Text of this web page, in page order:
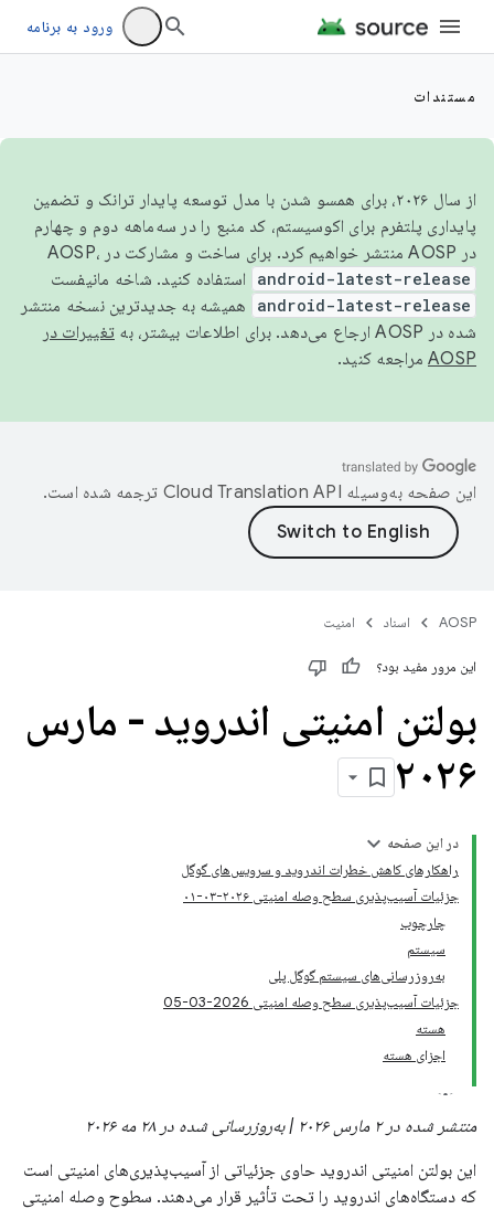
ورود به برنامه
مستندات
از سال ۲۰۲۶، برای همسو شدن با مدل توسعه پایدار ترانک و تضمین
پایداری پلتفرم برای اکوسیستم، کد منبع را در سه‌ماهه دوم و چهارم
در AOSP منتشر خواهیم کرد. برای ساخت و مشارکت در AOSP،
android-latest-release استفاده کنید. شاخه مانیفست
android-latest-release
همیشه به جدیدترین نسخه منتشر
شده در AOSP ارجاع می‌دهد. برای اطلاعات بیشتر، به
تغییرات در
AOSP مراجعه کنید.
این صفحه به‌وسیله ترجمه شده است.
AOSP اسناد امنیت
این مرور مفید بود؟
بولتن امنیتی اندروید - مارس
۲۰۲۶
در این صفحه
راهکارهای کاهش خطرات اندروید و سرویس‌های گوگل
جزئیات آسیب‌پذیری سطح وصله امنیتی ۲۰۲۶-۰۳-۰۱
چارچوب
سیستم
به‌روزرسانی‌های سیستم گوگل پلی
جزئیات آسیب‌پذیری سطح وصله امنیتی 2026-03-05
هسته
اجزای هسته
منتشر شده در ۲ مارس ۲۰۲۶ | به‌روزرسانی شده در ۲۸ مه ۲۰۲۶
این بولتن امنیتی اندروید حاوی جزئیاتی از آسیب‌پذیری‌های امنیتی است
که دستگاه‌های اندروید را تحت تأثیر قرار می‌دهند. سطوح وصله امنیتی